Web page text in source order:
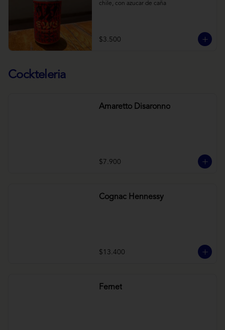
chile, con azucar de caña
$3.500
Cockteleria
Amaretto Disaronno
$7.900
Cognac Hennessy
$13.400
Fernet